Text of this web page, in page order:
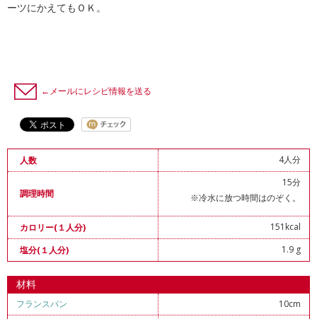
ーツにかえてもＯＫ。
←メールにレシピ情報を送る
人数 4人分
調理時間
15分
※冷水に放つ時間はのぞく。
カロリー(１人分)
151kcal
塩分(１人分)
1.9 g
材料
フランスパン
10cm